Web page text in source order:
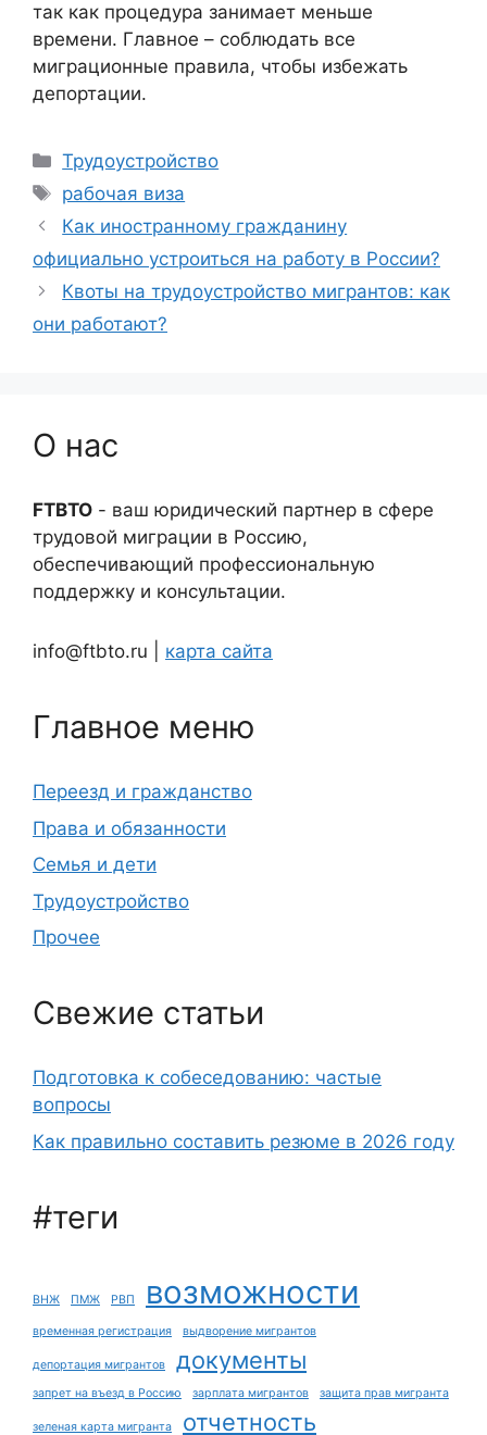
так как процедура занимает меньше
времени. Главное – соблюдать все
миграционные правила, чтобы избежать
депортации.
Рубрики
Трудоустройство
Метки
рабочая виза
Как иностранному гражданину
официально устроиться на работу в России?
Квоты на трудоустройство мигрантов: как
они работают?
О нас
FTBTO - ваш юридический партнер в сфере
трудовой миграции в Россию,
обеспечивающий профессиональную
поддержку и консультации.
info@ftbto.ru | карта сайта
Главное меню
Переезд и гражданство
Права и обязанности
Семья и дети
Трудоустройство
Прочее
Свежие статьи
Подготовка к собеседованию: частые
вопросы
Как правильно составить резюме в 2026 году
#теги
ВНЖ ПМЖ РВП возможности
временная регистрация выдворение мигрантов
депортация мигрантов документы
запрет на въезд в Россию зарплата мигрантов защита прав мигранта
зеленая карта мигранта отчетность